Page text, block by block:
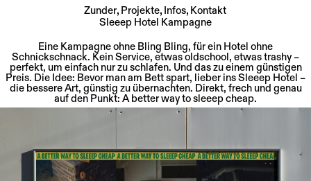
content
Zunder Projekte Infos Kontakt
Sleeep Hotel Kampagne
Eine Kampagne ohne Bling Bling, für ein Hotel ohne
Schnickschnack. Kein Service, etwas oldschool, etwas trashy –
perfekt, um einfach nur zu schlafen. Und das zu einem günstigen
Preis. Die Idee: Bevor man am Bett spart, lieber ins Sleeep Hotel –
die bessere Art, günstig zu übernachten. Direkt, frech und genau
auf den Punkt: A better way to sleeep cheap.